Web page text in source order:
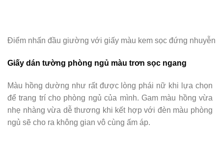
Điểm nhấn đầu giường với giấy màu kem sọc đứng nhuyễn
Giấy dán tường phòng ngủ màu trơn sọc ngang
Màu hồng dường như rất được lòng phái nữ khi lựa chọn
để trang trí cho phòng ngủ của mình. Gam màu hồng vừa
nhẹ nhàng vừa dễ thương khi kết hợp với đèn màu phòng
ngủ sẽ cho ra không gian vô cùng ấm áp.